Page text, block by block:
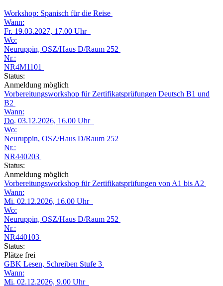
Workshop: Spanisch für die Reise
Wann:
Fr. 19.03.2027, 17.00 Uhr
Wo:
Neuruppin, OSZ/Haus D/Raum 252
Nr.:
NR4M1101
Status:
Anmeldung möglich
Vorbereitungsworkshop für Zertifikatsprüfungen Deutsch B1 und
B2
Wann:
Do. 03.12.2026, 16.00 Uhr
Wo:
Neuruppin, OSZ/Haus D/Raum 252
Nr.:
NR440203
Status:
Anmeldung möglich
Vorbereitungsworkshop für Zertifikatsprüfungen von A1 bis A2
Wann:
Mi. 02.12.2026, 16.00 Uhr
Wo:
Neuruppin, OSZ/Haus D/Raum 252
Nr.:
NR440103
Status:
Plätze frei
GBK Lesen, Schreiben Stufe 3
Wann:
Mi. 02.12.2026, 9.00 Uhr